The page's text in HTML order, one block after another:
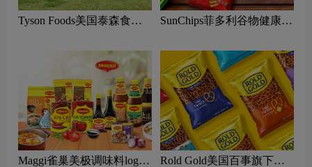
Tyson Foods美国泰森食品
SunChips菲多利谷物健康零
Maggi雀巢美极调味料logo
Rold Gold美国百事旗下卷